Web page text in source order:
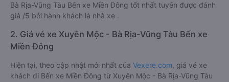
Bà Rịa-Vũng Tàu Bến xe Miền Đông tốt nhất tuyến được đánh
giá /5 bởi hành khách là nhà xe .
2. Giá vé xe Xuyên Mộc - Bà Rịa-Vũng Tàu Bến xe
Miền Đông
Hiện tại, theo cập nhật mới nhất của Vexere.com , giá vé xe
khách đi Bến xe Miền Đông từ Xuyên Mộc - Bà Rịa-Vũng Tàu